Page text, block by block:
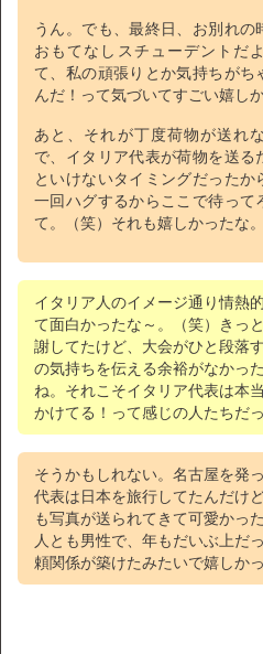
うん。でも、最終日、お別れの
おもてなしスチューデントだ
て、私の頑張りとか気持ちがち
んだ！って気づいてすごい嬉し
あと、それが丁度荷物が送れ
で、イタリア代表が荷物を送る
といけないタイミングだったか
一回ハグするからここで待って
て。（笑）それも嬉しかったな。
イタリア人のイメージ通り情熱
て面白かったな～。（笑）きっ
謝してたけど、大会がひと段落
の気持ちを伝える余裕がなかっ
ね。それこそイタリア代表は本
かけてる！って感じの人たちだっ
そうかもしれない。名古屋を発
代表は日本を旅行してたんだけ
も写真が送られてきて可愛かっ
人とも男性で、年もだいぶ上だ
頼関係が築けたみたいで嬉しかっ